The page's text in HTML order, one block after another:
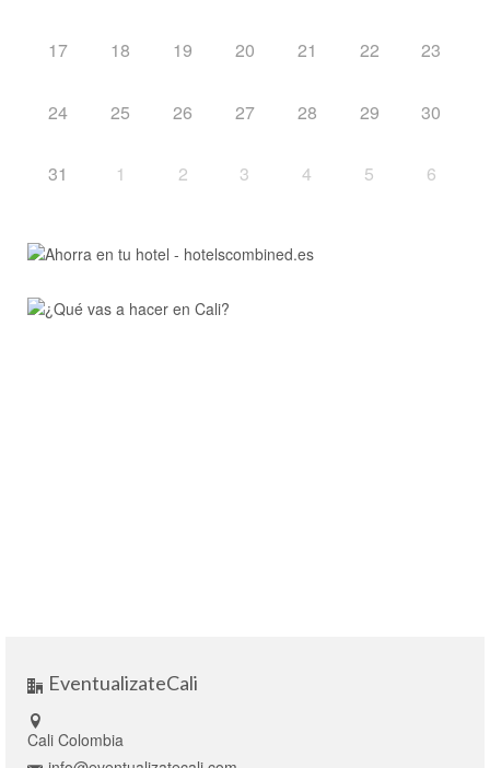
17 18 19 20 21 22 23
24 25 26 27 28 29 30
31 1 2 3 4 5 6
EventualizateCali
Cali Colombia